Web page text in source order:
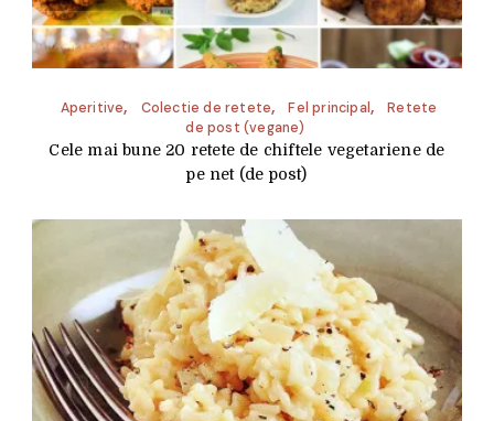
Aperitive Colectie de retete Fel principal
Retete
de post (vegane)
Cele mai bune 20 retete de chiftele vegetariene de
pe net (de post)